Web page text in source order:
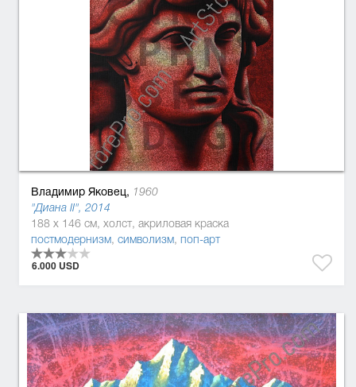
Владимир Яковец, 1960
"Диана II", 2014
188 x 146 см, холст, акриловая краска
постмодернизм, символизм, поп-арт
6.000 USD